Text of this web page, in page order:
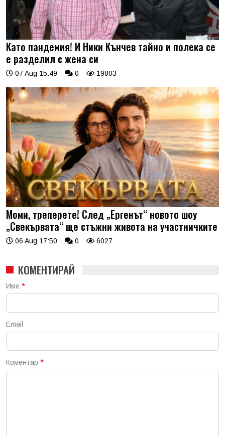
Като пандемия! И Ники Кънчев тайно и полека се
е разделил с жена си
07 Aug 15:49 0 19803
Моми, треперете! След „Ергенът“ новото шоу
„Свекървата“ ще стъжни живота на участничките
06 Aug 17:50 0 6027
КОМЕНТИРАЙ
Име *
Email
Коментар *